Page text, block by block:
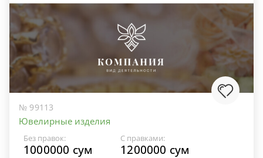
№ 99113
Ювелирные изделия
Без правок:
1000000 сум
С правками:
1200000 сум